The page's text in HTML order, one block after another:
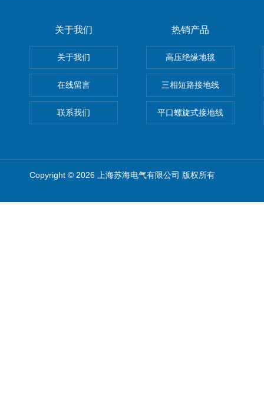
关于我们
关于我们
在线留言
联系我们
热销产品
高压绝缘地毯
三相短路接地线
平口螺旋式接地线
Copyright © 2026 上海苏海电气有限公司 版权所有